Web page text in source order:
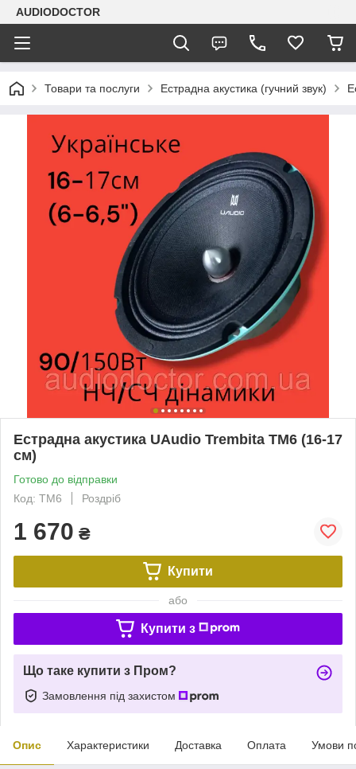
AUDIODOCTOR
Товари та послуги Естрадна акустика (гучний звук)
Естрадна акустика UAudio Trembita TM6 (16-17
см)
Готово до відправки
Код: TM6
Роздріб
1 670 ₴
Купити
або
Купити з
Що таке купити з Пром?
Замовлення під захистом
Опис Характеристики Доставка Оплата Умови